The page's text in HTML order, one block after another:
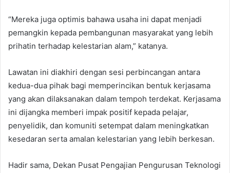
“Mereka juga optimis bahawa usaha ini dapat menjadi
pemangkin kepada pembangunan masyarakat yang lebih
prihatin terhadap kelestarian alam,” katanya.
Lawatan ini diakhiri dengan sesi perbincangan antara
kedua-dua pihak bagi memperincikan bentuk kerjasama
yang akan dilaksanakan dalam tempoh terdekat. Kerjasama
ini dijangka memberi impak positif kepada pelajar,
penyelidik, dan komuniti setempat dalam meningkatkan
kesedaran serta amalan kelestarian yang lebih berkesan.
Hadir sama, Dekan Pusat Pengajian Pengurusan Teknologi